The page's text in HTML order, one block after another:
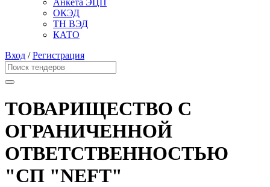
Анкета ЭЦП
ОКЭД
ТН ВЭД
КАТО
Вход /Регистрация
ТОВАРИЩЕСТВО С
ОГРАНИЧЕННОЙ
ОТВЕТСТВЕННОСТЬЮ
"СП "NEFT"